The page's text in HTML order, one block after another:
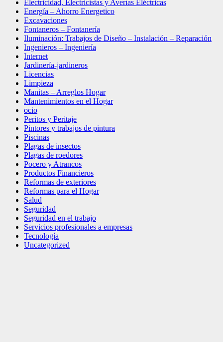
Electricidad, Electricistas y Averías Eléctricas
Energía – Ahorro Energetico
Excavaciones
Fontaneros – Fontanería
Iluminación: Trabajos de Diseño – Instalación – Reparación
Ingenieros – Ingeniería
Internet
Jardinería-jardineros
Licencias
Limpieza
Manitas – Arreglos Hogar
Mantenimientos en el Hogar
ocio
Peritos y Peritaje
Pintores y trabajos de pintura
Piscinas
Plagas de insectos
Plagas de roedores
Pocero y Atrancos
Productos Financieros
Reformas de exteriores
Reformas para el Hogar
Salud
Seguridad
Seguridad en el trabajo
Servicios profesionales a empresas
Tecnología
Uncategorized